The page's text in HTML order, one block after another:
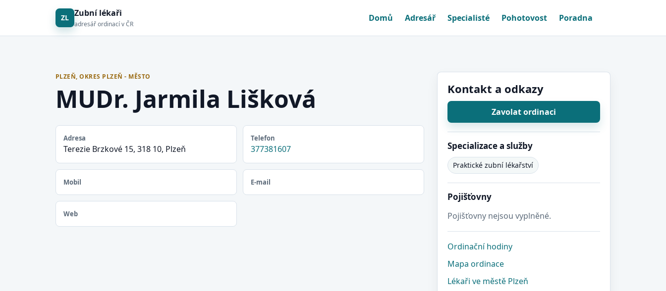
ZL Zubní lékaři
adresář ordinací v ČR
Domů Adresář Specialisté Pohotovost Poradna
PLZEŇ, OKRES PLZEŇ - MĚSTO
MUDr. Jarmila Lišková
Adresa
Terezie Brzkové 15, 318 10, Plzeň
Telefon
377381607
Mobil E-mail
Web
Kontakt a odkazy
Zavolat ordinaci
Specializace a služby
Praktické zubní lékařství
Pojišťovny
Pojišťovny nejsou vyplněné.
Ordinační hodiny
Mapa ordinace
Lékaři ve městě Plzeň